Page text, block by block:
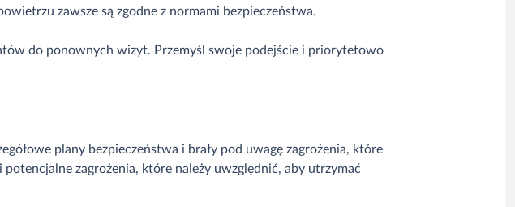
zawsze są zgodne z normami bezpieczeństwa.
do ponownych wizyt. Przemyśl swoje podejście i priorytetowo
plany bezpieczeństwa i brały pod uwagę zagrożenia, które
zagrożenia, które należy uwzględnić, aby utrzymać